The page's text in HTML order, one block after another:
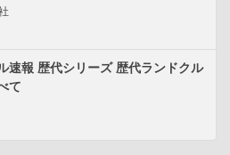
速報 歴代シリーズ 歴代ランドクル
て